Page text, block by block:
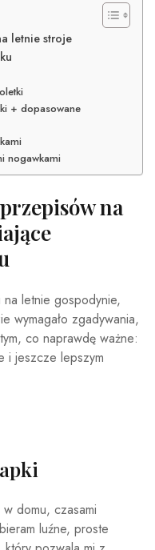
letnie stroje
+ dopasowane
nogawkami
na
na letnie gospodynie,
wymagało zgadywania,
co naprawdę ważne:
i jeszcze lepszym
domu, czasami
luźne, proste